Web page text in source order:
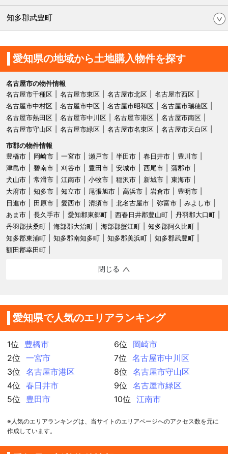
知多郡武豊町
愛知県の地域から土地購入物件を探す
名古屋市の物件情報
名古屋市千種区
名古屋市東区 名古屋市北区
名古屋市西区
名古屋市中村区
名古屋市中区 名古屋市昭和区
名古屋市瑞穂区
名古屋市熱田区
名古屋市中川区 名古屋市港区
名古屋市南区
名古屋市守山区
名古屋市緑区 名古屋市名東区
名古屋市天白区
市郡の物件情報
豊橋市
岡崎市 一宮市 瀬戸市 半田市 春日井市
豊川市
津島市
碧南市 刈谷市 豊田市 安城市 西尾市
蒲郡市
犬山市
常滑市 江南市 小牧市 稲沢市 新城市
東海市
大府市
知多市 知立市 尾張旭市 高浜市 岩倉市
豊明市
日進市
田原市 愛西市 清須市 北名古屋市 弥富市
みよし市
あま市
長久手市 愛知郡東郷町 西春日井郡豊山町
丹羽郡大口町
丹羽郡扶桑町
海部郡大治町 海部郡蟹江町
知多郡阿久比町
知多郡東浦町
知多郡南知多町 知多郡美浜町
知多郡武豊町
額田郡幸田町
閉じる
愛知県で人気のエリアランキング
1位
豊橋市
2位
一宮市
3位
名古屋市港区
4位
春日井市
5位
豊田市
6位
岡崎市
7位
名古屋市中川区
8位
名古屋市守山区
9位
名古屋市緑区
10位
江南市
※人気のエリアランキングは、当サイトのエリアページへのアクセス数を元に
作成しています。